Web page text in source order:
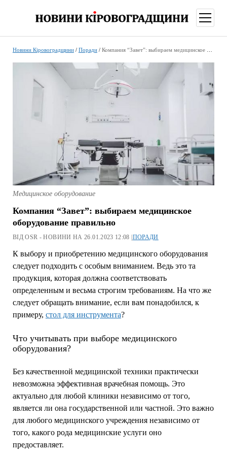
меню
Новини Кіровоградщини/ Поради/ Компания “Завет”: выбираем медицинское оборудование правильно
Медицинское оборудование
Компания “Завет”: выбираем медицинское
оборудование правильно
ВІД OSR - НОВИНИ НА 26.01.2023 12:08 | ПОРАДИ
К выбору и приобретению медицинского оборудования
следует подходить с особым вниманием. Ведь это та
продукция, которая должна соответствовать
определенным и весьма строгим требованиям. На что же
следует обращать внимание, если вам понадобился, к
примеру, стол для инструмента?
Что учитывать при выборе медицинского
оборудования?
Без качественной медицинской техники практически
невозможна эффективная врачебная помощь. Это
актуально для любой клиники независимо от того,
является ли она государственной или частной. Это важно
для любого медицинского учреждения независимо от
того, какого рода медицинские услуги оно
предоставляет.